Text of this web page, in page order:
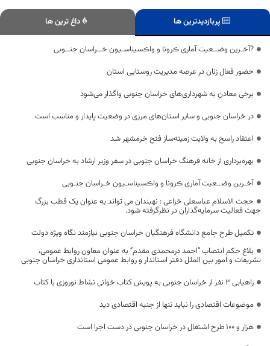
پربازدیدترین ها داغ ترین ها
?آخـرین وضــعیت آماری ڪرونا و واڪسیناسـیون خــراسان جنــوبی
حضور فعال زنان در عرصه مدیریت روستایی استان
برخی معادن به شهرداری‌های خراسان جنوبی واگذار می‌شود
در خراسان جنوبی و سایر استان‌های مرزی در وضعیت پایدار و مناسب است
اعتقاد راسخ به ولایت زمینه‌ساز فتح خرمشهر شد
بهره‌برداری از خانه فرهنگ خراسان جنوبی در سفر وزیر ارشاد به خراسان جنوبی
آخـرین وضــعیت آماری ڪرونا و واڪسیناسـیون خـراسان جنـوبی
حجت الاسلام عباسعلی خزاعی : نهبندان می تواند به عنوان یک قطب بزرگ
جهت فعالیت سرمایه‌گذاران در نظرگرفته شود.
تکمیل طرح جامع دانشگاه فرهنگیان خراسان جنوبی نیازمند نگاه ویژه دولت
بلاغ حکم انتصاب “احمد درمحمدی مقدم” به عنوان معاون روابط عمومی،
تشریفات و امور بین الملل دفتر استاندار و روابط عمومی استانداری خراسان جنوبی
راهیابی ۳ نفر از خراسان جنوبی به پویش کتاب خوانی نشاط نوروزی با کتاب
موضوعات اقتصادی را نباید تنها از جنبه اقتصادی دید
هزار و ۱۰۰ طرح اشتغال در خراسان جنوبی در دست اجرا است